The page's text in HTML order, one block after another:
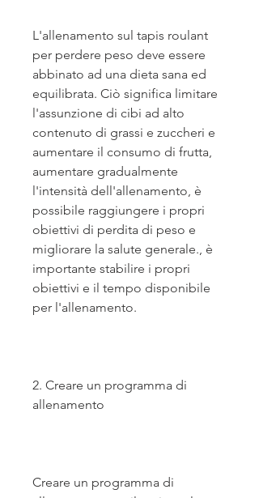
L'allenamento sul tapis roulant
per perdere peso deve essere
abbinato ad una dieta sana ed
equilibrata. Ciò significa limitare
l'assunzione di cibi ad alto
contenuto di grassi e zuccheri e
aumentare il consumo di frutta,
aumentare gradualmente
l'intensità dell'allenamento, è
possibile raggiungere i propri
obiettivi di perdita di peso e
migliorare la salute generale., è
importante stabilire i propri
obiettivi e il tempo disponibile
per l'allenamento.
2. Creare un programma di
allenamento
Creare un programma di